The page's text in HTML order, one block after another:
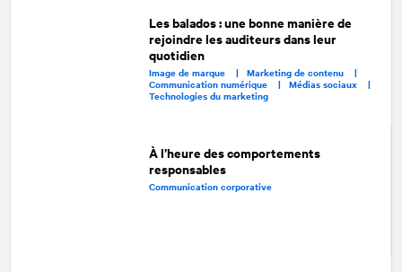
Les balados : une bonne manière de
rejoindre les auditeurs dans leur
quotidien
Image de marque |Marketing de contenu |
Communication numérique |Médias sociaux |
Technologies du marketing
À l’heure des comportements
responsables
Communication corporative